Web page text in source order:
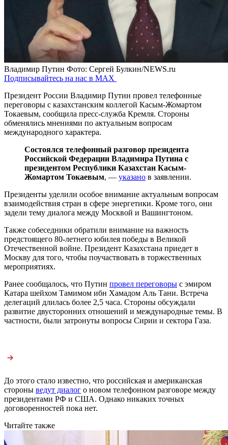
Владимир Путин Фото: Сергей Булкин/NEWS.ru
Подписывайтесь на нас в MAX
Президент России Владимир Путин провел телефонные
переговоры с казахстанским коллегой Касым-Жомартом
Токаевым, сообщила пресс-служба Кремля. Стороны
обменялись мнениями по актуальным вопросам
международного характера.
Состоялся телефонный разговор президента
Российской Федерации Владимира Путина с
президентом Республики Казахстан Касым-
Жомартом Токаевым, — указано в заявлении.
Президенты уделили особое внимание актуальным вопросам
взаимодействия стран в сфере энергетики. Кроме того, они
задели тему диалога между Москвой и Вашингтоном.
Также собеседники обратили внимание на важность
предстоящего 80-летнего юбилея победы в Великой
Отечественной войне. Президент Казахстана приедет в
Москву для того, чтобы поучаствовать в торжественных
мероприятиях.
Ранее сообщалось, что Путин провел переговоры с эмиром
Катара шейхом Тамимом ибн Хамадом Аль Тани. Встреча
делегаций длилась более 2,5 часа. Стороны обсуждали
развитие двусторонних отношений и международные темы. В
частности, были затронуты вопросы Сирии и сектора Газа.
До этого стало известно, что российская и американская
стороны ведут диалог о новом телефонном разговоре между
президентами РФ и США. Однако никаких точных
договоренностей пока нет.
Читайте также